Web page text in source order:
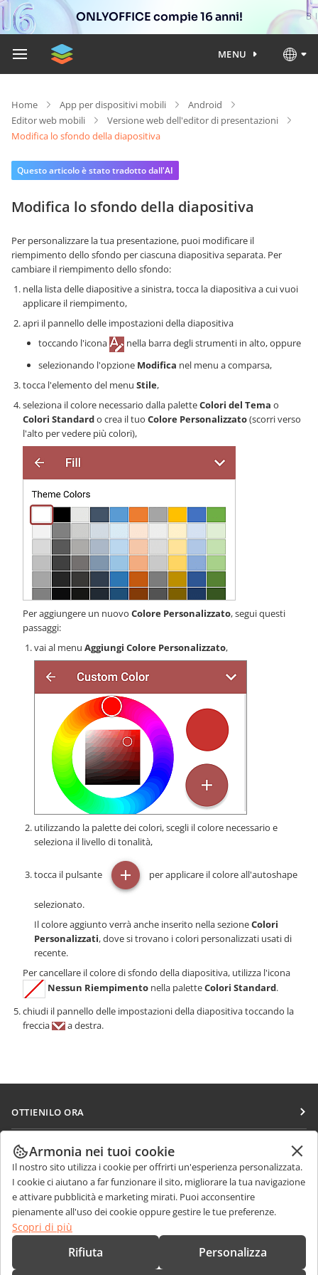
ONLYOFFICE compie 16 anni!
MENU
Home App per dispositivi mobili
Android
Editor web mobili
Versione web dell'editor di presentazioni
Modifica lo sfondo della diapositiva
Questo articolo è stato tradotto dall'AI
Modifica lo sfondo della diapositiva
Per personalizzare la tua presentazione, puoi modificare il
riempimento dello sfondo per ciascuna diapositiva separata. Per
cambiare il riempimento dello sfondo:
nella lista delle diapositive a sinistra, tocca la diapositiva a cui vuoi
applicare il riempimento,
apri il pannello delle impostazioni della diapositiva
toccando l'icona
nella barra degli strumenti in alto, oppure
selezionando l'opzione Modifica nel menu a comparsa,
tocca l'elemento del menu Stile,
seleziona il colore necessario dalla paletteColori del Tema o
Colori Standardo crea il tuo Colore Personalizzato(scorri verso
l'alto per vedere più colori),
Per aggiungere un nuovo Colore Personalizzato, segui questi
passaggi:
vai al menu Aggiungi Colore Personalizzato,
utilizzando la palette dei colori, scegli il colore necessario e
seleziona il livello di tonalità,
tocca il pulsante per applicare il colore all'autoshape
selezionato.
Il colore aggiunto verrà anche inserito nella sezioneColori
Personalizzati, dove si trovano i colori personalizzati usati di
recente.
Per cancellare il colore di sfondo della diapositiva, utilizza l'icona
Nessun Riempimento nella paletteColori Standard.
chiudi il pannello delle impostazioni della diapositiva toccando la
freccia
a destra.
OTTIENILO ORA
Docs
DocSpace
Workspace
Connettori
App desktop
COLLABORA
Per i contributori
Per i traduttori
Per gli influencer
Offerte di lavoro
RICEVI NOTIZIE
Blog
RICEVI AIUTO
Forum
CONTATTACI
Domande sulle vendite
sales@onlyoffice.com
Armonia nei tuoi cookie
Il nostro sito utilizza i cookie per offrirti un'esperienza personalizzata.
I cookie ci aiutano a far funzionare il sito, migliorare la tua navigazione
e attivare pubblicità e marketing mirati. Puoi acconsentire
pienamente all'uso dei cookie oppure gestire le tue preferenze.
Scopri di più
Rifiuta Personalizza